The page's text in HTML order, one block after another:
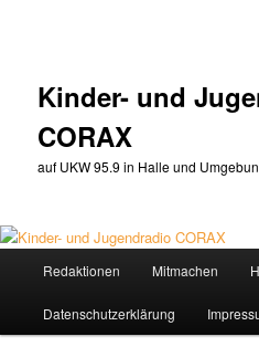
Kinder- und
CORAX
auf UKW 95.9 in Halle und
Redaktionen Mitmachen
Datenschutzerklärung